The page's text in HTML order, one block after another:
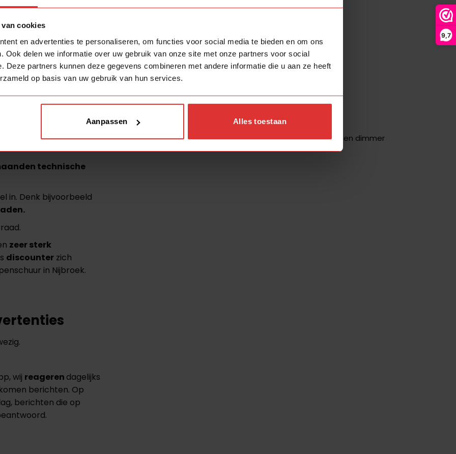
cookies
en advertenties te personaliseren, om functies voor social media te bieden en om ons
Ook delen we informatie over uw gebruik van onze site met onze partners voor social
Deze partners kunnen deze gegevens combineren met andere informatie die u aan ze heeft
op basis van uw gebruik van hun services.
Aanpassen Alles toestaan
9,7
in je mail.
met Track&Trace
3 a 4 werkdagen in
technische
in. Denk bijvoorbeeld
zeer sterk
discounterzich
in Nijbroek.
wij reageren dagelijks
berichten. Op
berichten die op
Wattage
7
Kelvin lichtkleur
2700
Dimbaar
Dimbaar ja, geïntegreerde stappen dimmer